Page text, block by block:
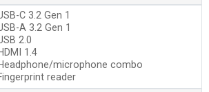
C 3.2 Gen 1
A 3.2 Gen 1
2.0
1.4
microphone combo
reader